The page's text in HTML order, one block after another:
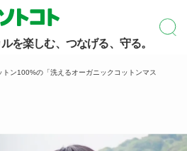
を楽しむ、つなげる、守る。
ン100%の「洗えるオーガニックコットンマス